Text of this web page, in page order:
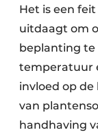
Het is een
uitdaagt om
beplanting te
temperatuur
invloed op
van
handhaving